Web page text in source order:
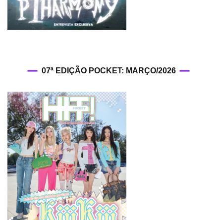
07ª EDIÇÃO POCKET: MARÇO/2026